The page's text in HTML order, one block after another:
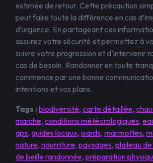
estimée de retour. Cette précaution
peut faire toute la différence en cas
d’urgence. En partageant ces
assurez votre sécurité et permettez à
suivre votre progression et d’intervenir
cas de besoin. Randonner en toute
commence par une bonne
intentions et vos plans.
Tags :biodiversité, carte détaillée,
marche, conditions météorologiques,
gps, guides locaux, isards, marmottes,
nature, nourriture, paysages, plateau
de beille randonnée, préparation